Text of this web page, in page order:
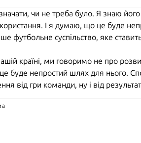
чи не треба було. Я знаю
І я думаю, що це буде
футбольне суспільство, яке
країні, ми говоримо не про
буде непростий шлях для нього.
від гри команди, ну і від